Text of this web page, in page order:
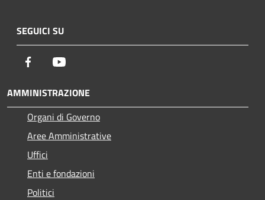
SEGUICI SU
Facebook
AMMINISTRAZIONE
Organi di Governo
Aree Amministrative
Uffici
Enti e fondazioni
Politici